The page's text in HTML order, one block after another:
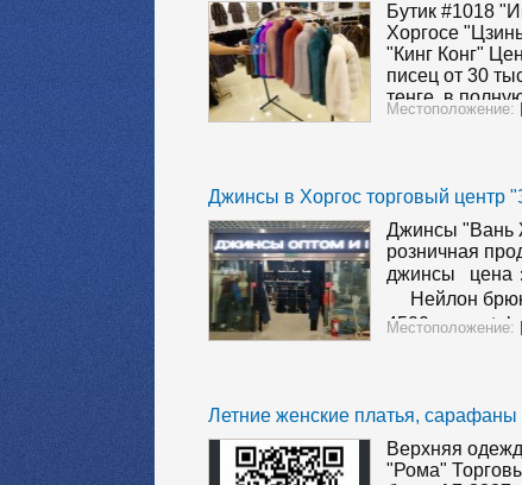
Бутик #1018
Хоргосе
"Кинг Конг"
писец от 30
тенге. в
Контакты:
Местоположение:
Джинсы в Хоргос торговый центр
Джинсы "Вань
розничная
джинсы
Нейлон
4500тенге tel:
Местоположение:
Летние женские платья, сарафаны
Верхняя
"Рома"